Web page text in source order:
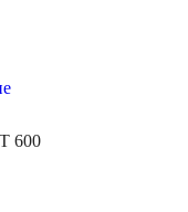
600